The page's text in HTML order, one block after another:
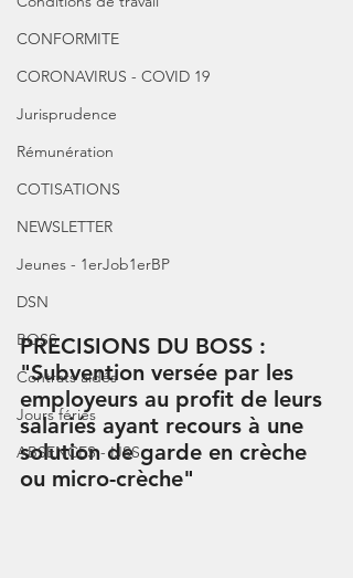
CONFORMITE
CORONAVIRUS - COVID 19
Jurisprudence
Rémunération
COTISATIONS
NEWSLETTER
Jeunes - 1erJob1erBP
DSN
BOSS
Contrats aidés
Jours fériés
ABSENCES - IJSS
PRECISIONS DU BOSS :
"Subvention versée par les
employeurs au profit de leurs
salariés ayant recours à une
solution de garde en crèche
ou micro-crèche"